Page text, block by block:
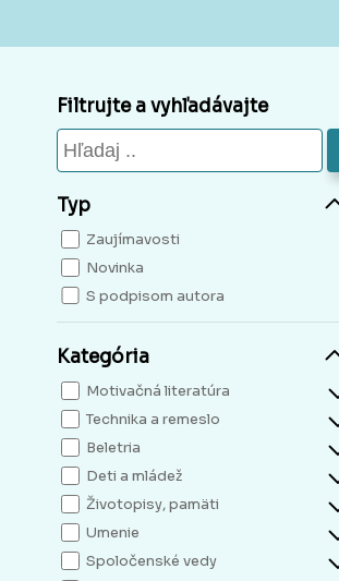
Filtrujte a vyhľadávajte
Typ
Zaujímavosti
Novinka
S podpisom autora
Kategória
Motivačná literatúra
Technika a remeslo
Beletria
Deti a mládež
Životopisy, pamäti
Umenie
Spoločenské vedy